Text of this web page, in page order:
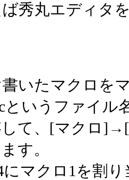
秀丸エディタ
書いたマクロを
というファイル
て、[マクロ]→[
す。
にマクロ1を割